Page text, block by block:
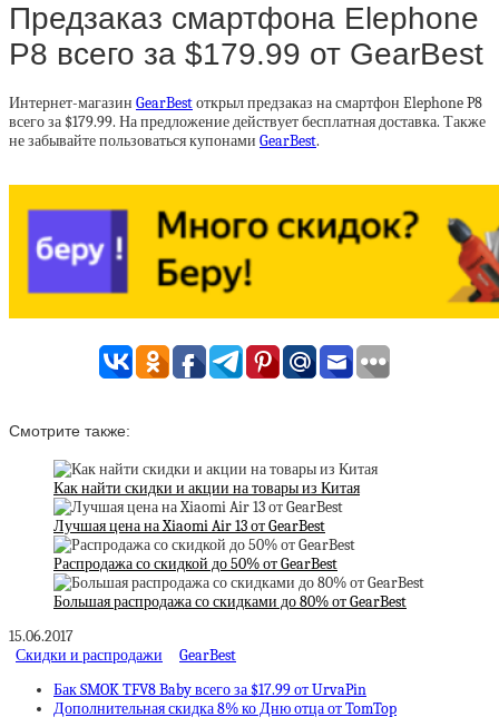
Предзаказ смартфона Elephone
P8 всего за $179.99 от GearBest
Интернет-магазин GearBestоткрыл предзаказ на смартфон Elephone P8
всего за $179.99. На предложение действует бесплатная доставка. Также
не забывайте пользоваться купонами GearBest.
Смотрите также:
Как найти скидки и акции на товары из Китая
Лучшая цена на Xiaomi Air 13 от GearBest
Распродажа со скидкой до 50% от GearBest
Большая распродажа со скидками до 80% от GearBest
15.06.2017
Скидки и распродажи
GearBest
Бак SMOK TFV8 Baby всего за $17.99 от UrvaPin
Дополнительная скидка 8% ко Дню отца от TomTop